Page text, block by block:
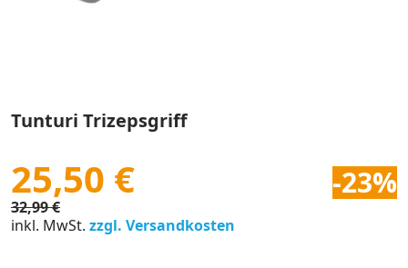
Tunturi Trizepsgriff
25,50 € -23%
32,99 €
inkl. MwSt. zzgl. Versandkosten